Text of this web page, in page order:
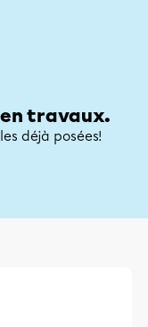
en travaux.
déjà posées!